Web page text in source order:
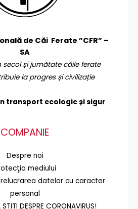
de Căi Ferate ”CFR” –
SA
secol și jumătate căile ferate
la progres și civilizație
transport ecologic și sigur
COMPANIE
Despre noi
mediului
datelor cu caracter
personal
STITI DESPRE CORONAVIRUS!